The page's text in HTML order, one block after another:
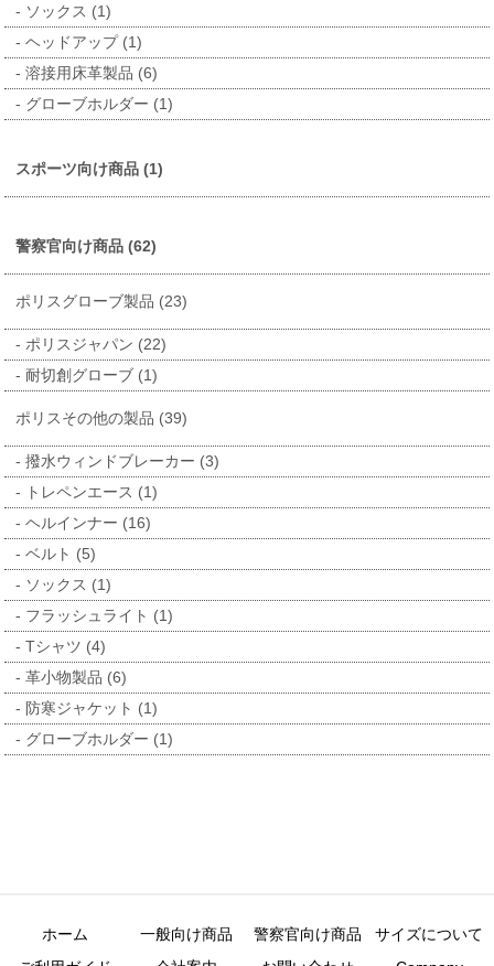
ソックス (1)
ヘッドアップ (1)
溶接用床革製品 (6)
グローブホルダー (1)
スポーツ向け商品 (1)
警察官向け商品 (62)
ポリスグローブ製品 (23)
ポリスジャパン (22)
耐切創グローブ (1)
ポリスその他の製品 (39)
撥水ウィンドブレーカー (3)
トレペンエース (1)
ヘルインナー (16)
ベルト (5)
ソックス (1)
フラッシュライト (1)
Tシャツ (4)
革小物製品 (6)
防寒ジャケット (1)
グローブホルダー (1)
ホーム 一般向け商品 警察官向け商品
サイズについて